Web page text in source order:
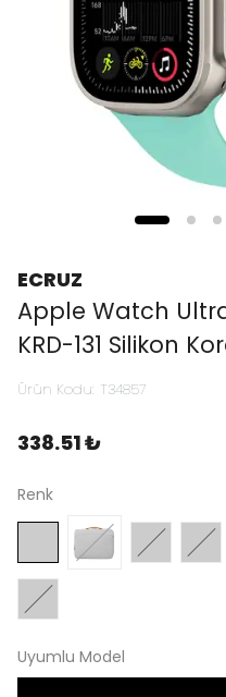
ECRUZ
Apple Watch
KRD-131 Silikon
Ürün Kodu: T34857
338.51 ₺
Renk
Uyumlu Model